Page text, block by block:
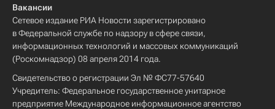
Вакансии
Сетевое издание РИА Новости зарегистрировано
в Федеральной службе по надзору в сфере связи,
информационных технологий и массовых коммуникаций
(Роскомнадзор) 08 апреля 2014 года.
Свидетельство о регистрации Эл № ФС77-57640
Учредитель: Федеральное государственное унитарное
предприятие Международное информационное агентство